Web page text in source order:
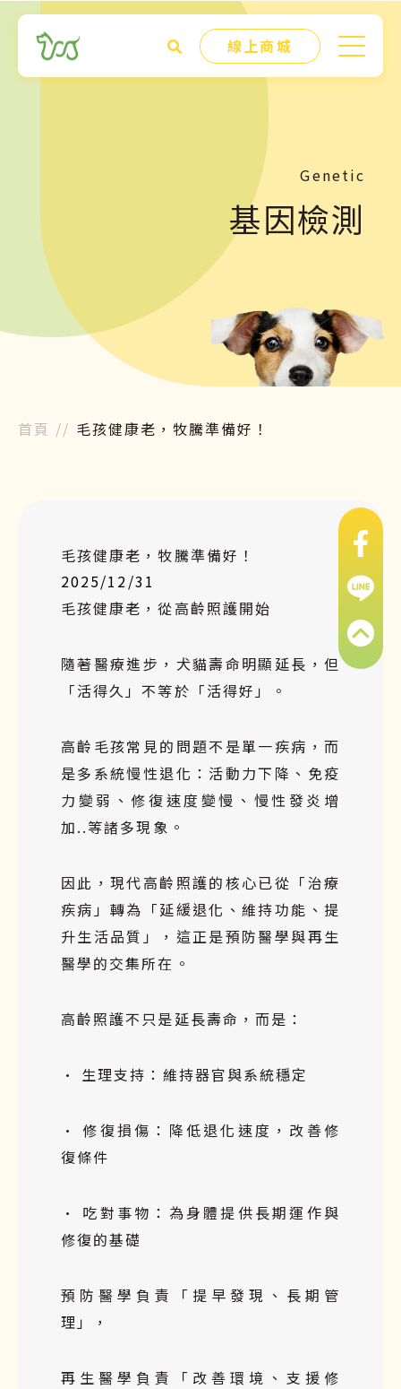
線上商城
Genetic
基因檢測
首頁 // 毛孩健康老，牧騰準備好！
毛孩健康老，牧騰準備好！
2025/12/31
毛孩健康老，從高齡照護開始
隨著醫療進步，犬貓壽命明顯延長，但
「活得久」不等於「活得好」。
高齡毛孩常見的問題不是單一疾病，而
是多系統慢性退化：活動力下降、免疫
力變弱、修復速度變慢、慢性發炎增
加..等諸多現象。
因此，現代高齡照護的核心已從「治療
疾病」轉為「延緩退化、維持功能、提
升生活品質」，這正是預防醫學與再生
醫學的交集所在。
高齡照護不只是延長壽命，而是：
• 生理支持：維持器官與系統穩定
•修復損傷：降低退化速度，改善修
復條件
• 吃對事物：為身體提供長期運作與
修復的基礎
預防醫學負責「提早發現、長期管
理」，
再生醫學負責「改善環境、支援修